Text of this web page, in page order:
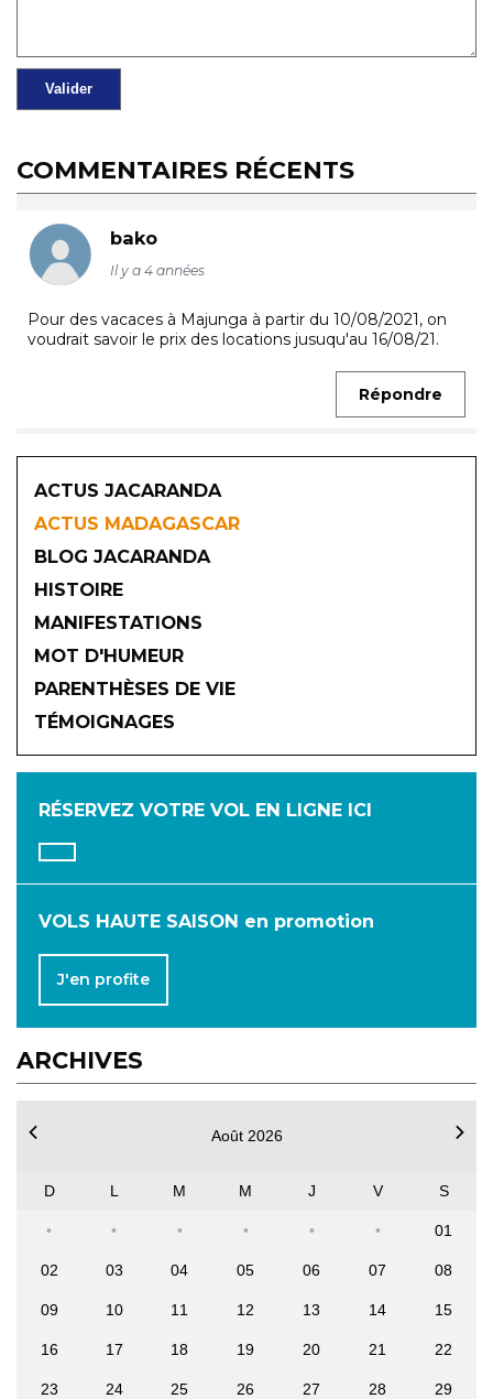
COMMENTAIRES RÉCENTS
bako
Il y a 4 années
Pour des vacaces à Majunga à partir du 10/08/2021, on
voudrait savoir le prix des locations jusuqu'au 16/08/21.
Répondre
ACTUS JACARANDA
ACTUS MADAGASCAR
BLOG JACARANDA
HISTOIRE
MANIFESTATIONS
MOT D'HUMEUR
PARENTHÈSES DE VIE
TÉMOIGNAGES
RÉSERVEZ VOTRE VOL EN LIGNE ICI
VOLS HAUTE SAISON en promotion
J'en profite
ARCHIVES
JANVIER
AVRIL MAI JUIN
JUILLET AOÛT SEPTEMBRE
OCTOBRE
Août 2026
D L M M J V S
01
02 03 04 05 06 07 08
09 10 11 12 13 14 15
16 17 18 19 20 21 22
23 24 25 26 27 28 29